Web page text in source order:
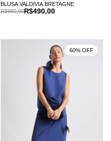
BLUSA VALDIVIA BRETAGNE
R$490,00
R$980,00
60% OFF